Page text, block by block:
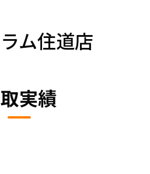
ム住道店
実績